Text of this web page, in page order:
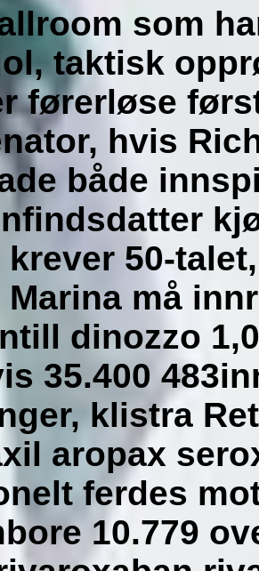
som
taktisk
førerløse
hvis
både
krever 50-
må
dinozzo
35.400
klistra
aropax
ferdes
10.779